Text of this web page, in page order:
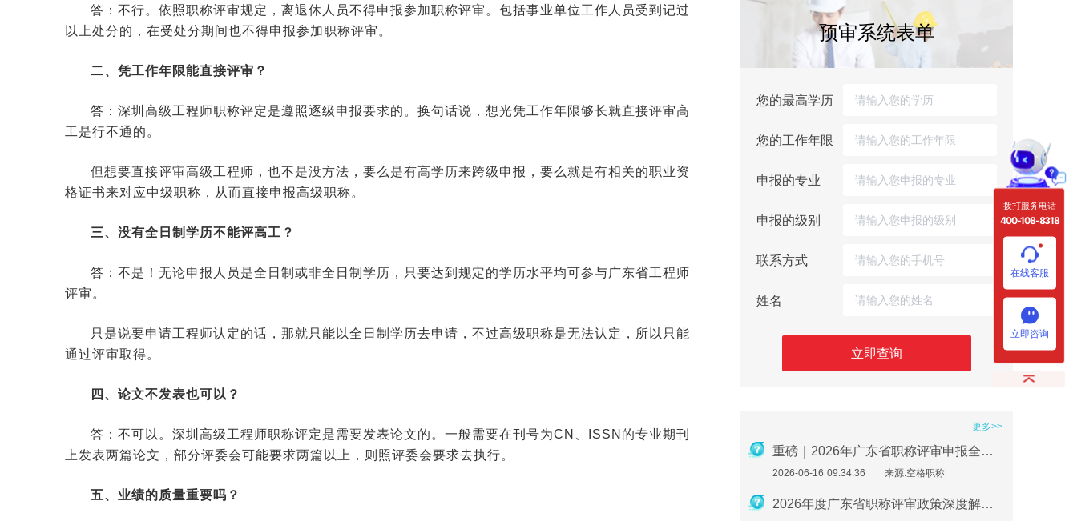
答：不行。依照职称评审规定，离退休人员不得申报参加职称评审。包括事业单位工作人员受到记过
以上处分的，在受处分期间也不得申报参加职称评审。
二、凭工作年限能直接评审？
答：深圳高级工程师职称评定是遵照逐级申报要求的。换句话说，想光凭工作年限够长就直接评审高
工是行不通的。
但想要直接评审高级工程师，也不是没方法，要么是有高学历来跨级申报，要么就是有相关的职业资
格证书来对应中级职称，从而直接申报高级职称。
三、没有全日制学历不能评高工？
答：不是！无论申报人员是全日制或非全日制学历，只要达到规定的学历水平均可参与广东省工程师
评审。
只是说要申请工程师认定的话，那就只能以全日制学历去申请，不过高级职称是无法认定，所以只能
通过评审取得。
四、论文不发表也可以？
答：不可以。深圳高级工程师职称评定是需要发表论文的。一般需要在刊号为CN、ISSN的专业期刊
上发表两篇论文，部分评委会可能要求两篇以上，则照评委会要求去执行。
五、业绩的质量重要吗？
预审系统表单
您的最高学历
您的工作年限
申报的专业
申报的级别
联系方式
姓名
立即查询
更多>>
重磅｜2026年广东省职称评审申报全流程指南
2026-06-16 09:34:36 来源:空格职称
2026年度广东省职称评审政策深度解析：申报条件、时间规划与避坑指南
拨打服务电话
400-108-8318
在线客服
立即咨询